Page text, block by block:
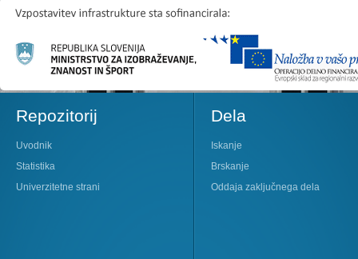
Repozitorij
Uvodnik
Statistika
Univerzitetne strani
Dela
Iskanje
Brskanje
Oddaja zaključnega dela